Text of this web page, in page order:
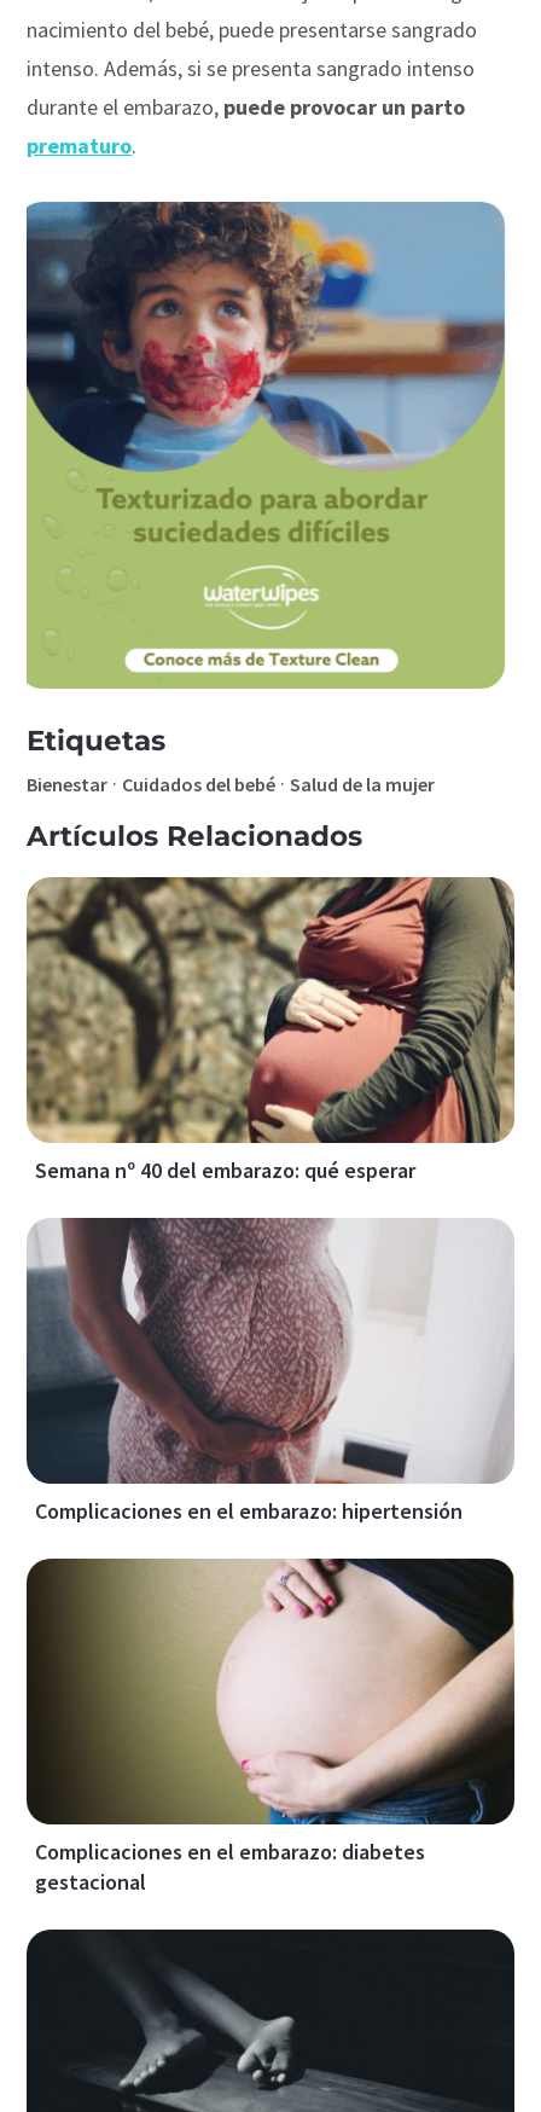
nacimiento del bebé, puede presentarse sangrado
intenso. Además, si se presenta sangrado intenso
durante el embarazo, puede provocar un parto
prematuro.
Etiquetas
Bienestar · Cuidados del bebé ·Salud de la mujer
Artículos Relacionados
Semana nº 40 del embarazo: qué esperar
Complicaciones en el embarazo: hipertensión
Complicaciones en el embarazo: diabetes
gestacional